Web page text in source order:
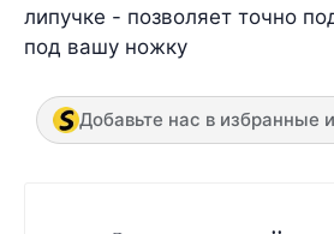
липучке - позволяет точно
под вашу ножку
Добавьте нас в избранные